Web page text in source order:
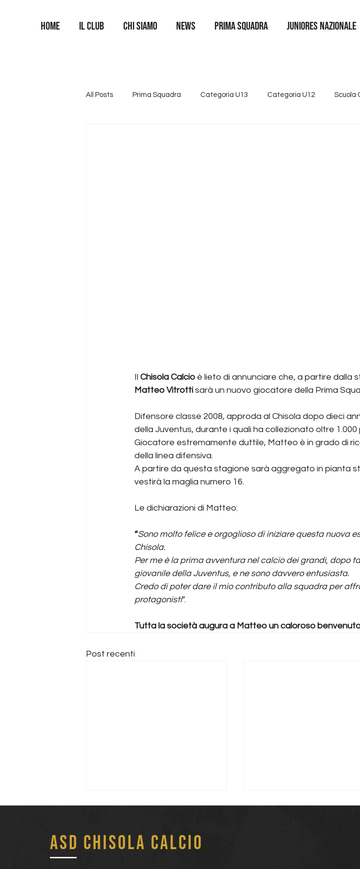
Home Il Club Chi siamo News Prima squadra juniores nazionale
All Posts Prima Squadra Categoria U13 Categoria U12 Scuola
Il Chisola Calcio è lieto di annunciare che, a partire dalla
Matteo Vitrotti sarà un nuovo giocatore della Prima
Difensore classe 2008, approda al Chisola dopo dieci
della Juventus, durante i quali ha collezionato oltre
Giocatore estremamente duttile, Matteo è in grado di
della linea difensiva.
A partire da questa stagione sarà aggregato in pianta
vestirà la maglia numero 16.
Le dichiarazioni di Matteo:
“Sono molto felice e orgoglioso di iniziare questa nuova
Chisola.
Per me è la prima avventura nel calcio dei grandi, dopo
giovanile della Juventus, e ne sono davvero entusiasta.
Credo di poter dare il mio contributo alla squadra per
protagonisti”.
Tutta la società augura a Matteo un caloroso
Post recenti
ASD Chisola Calcio